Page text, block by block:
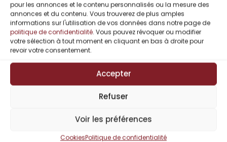
pour les annonces et le contenu personnalisés ou la mesure des
annonces et du contenu. Vous trouverez de plus amples
informations sur l'utilisation de vos données dans notre page de
politique de confidentialité. Vous pouvez révoquer ou modifier
votre sélection à tout moment en cliquant en bas à droite pour
revoir votre consentement.
Accepter
Refuser
Voir les préférences
CookiesPolitique de confidentialité
Bonus : The
Savages Of Hell
De Pierrette
Pierrette
Lavallée/Pierrette S.
€